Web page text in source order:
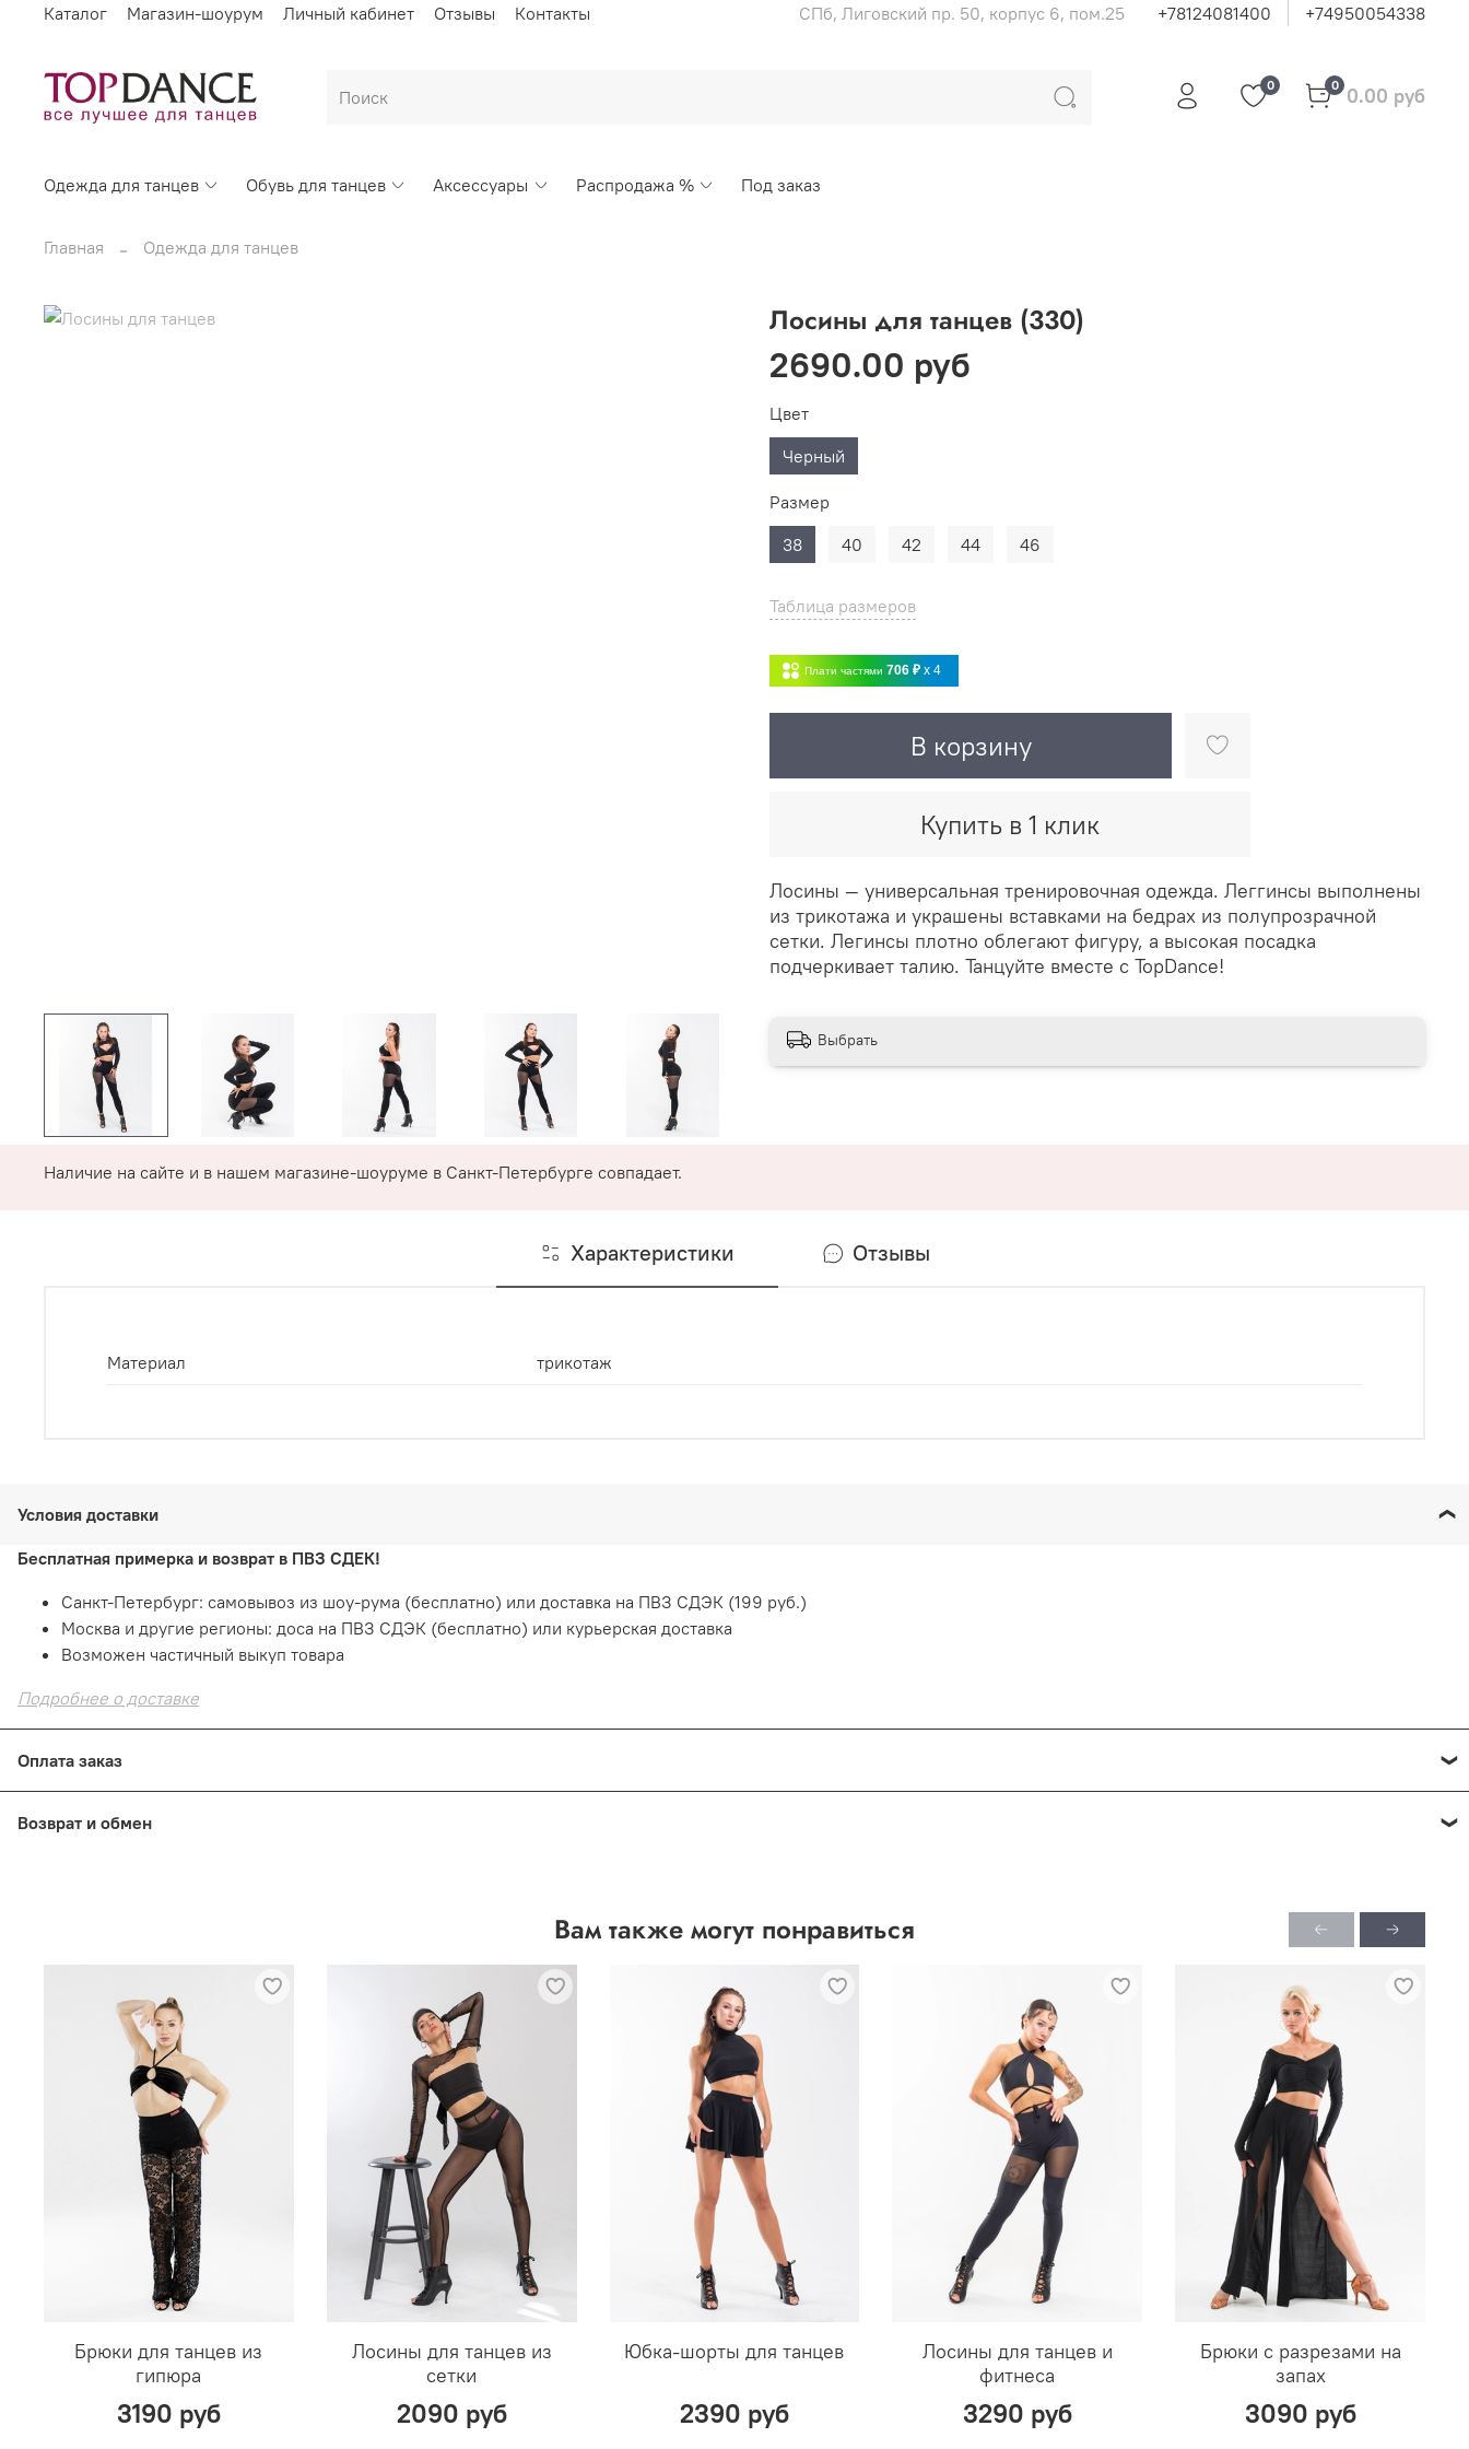
Каталог Магазин-шоурум Личный кабинет Отзывы Контакты СПб, Лиговский пр. 50, корпус 6, пом.25 +78124081400 +74950054338
0 0 0.00 руб
Одежда для танцев Обувь для танцев Аксессуары Распродажа % Под заказ
Главная Одежда для танцев
Лосины для танцев (330)
2690.00 руб
Таблица размеров
Плати частями 706 ₽ x 4
В корзину
Купить в 1 клик
Цвет
Черный
Размер
38
40 42 44 46
Лосины — универсальная тренировочная одежда. Леггинсы выполнены
из трикотажа и украшены вставками на бедрах из полупрозрачной
сетки. Легинсы плотно облегают фигуру, а высокая посадка
подчеркивает талию. Танцуйте вместе с TopDance!
Выбрать
Наличие на сайте и в нашем магазине-шоуруме в Санкт-Петербурге совпадает.
Характеристики Отзывы
Материал трикотаж
Условия доставки
Бесплатная примерка и возврат в ПВЗ СДЕК!
Санкт-Петербург: самовывоз из шоу-рума (бесплатно) или доставка на ПВЗ СДЭК (199 руб.)
Москва и другие регионы: доса на ПВЗ СДЭК (бесплатно) или курьерская доставка
Возможен частичный выкуп товара
Подробнее о доставке
Оплата заказ
При получении: наличными или картой в пункте выдачи
Возврат и обмен
Подробнее о возврате и обмене
Вам также могут понравиться
Брюки для танцев из
гипюра
3190 руб
Лосины для танцев из
сетки
2090 руб
Юбка-шорты для танцев
2390 руб
Лосины для танцев и
фитнеса
3290 руб
Брюки с разрезами на
запах
3090 руб